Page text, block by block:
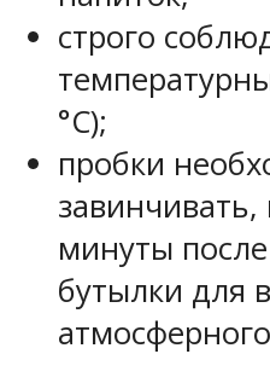
строго
°C);
пробки
минуты
бутылки для